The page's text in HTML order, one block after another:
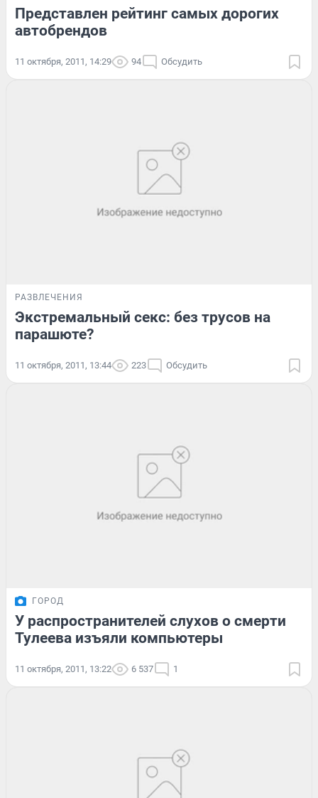
Представлен рейтинг самых дорогих
автобрендов
11 октября, 2011, 14:29 94 Обсудить
РАЗВЛЕЧЕНИЯ
Экстремальный секс: без трусов на
парашюте?
11 октября, 2011, 13:44 223 Обсудить
ГОРОД
У распространителей слухов о смерти
Тулеева изъяли компьютеры
11 октября, 2011, 13:22 6 537 1